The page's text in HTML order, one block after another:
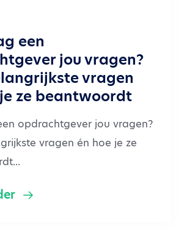
een
jou vragen?
vragen
ze beantwoordt
opdrachtgever jou vragen?
vragen én hoe je ze